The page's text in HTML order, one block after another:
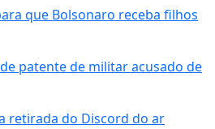
que Bolsonaro receba filhos
patente de militar acusado de
retirada do Discord do ar